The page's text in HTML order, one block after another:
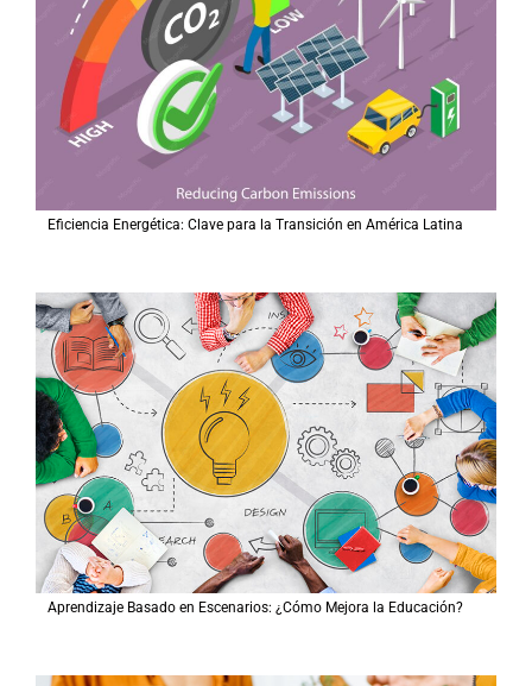
Eficiencia Energética: Clave para la Transición en América Latina
Aprendizaje Basado en Escenarios: ¿Cómo Mejora la Educación?